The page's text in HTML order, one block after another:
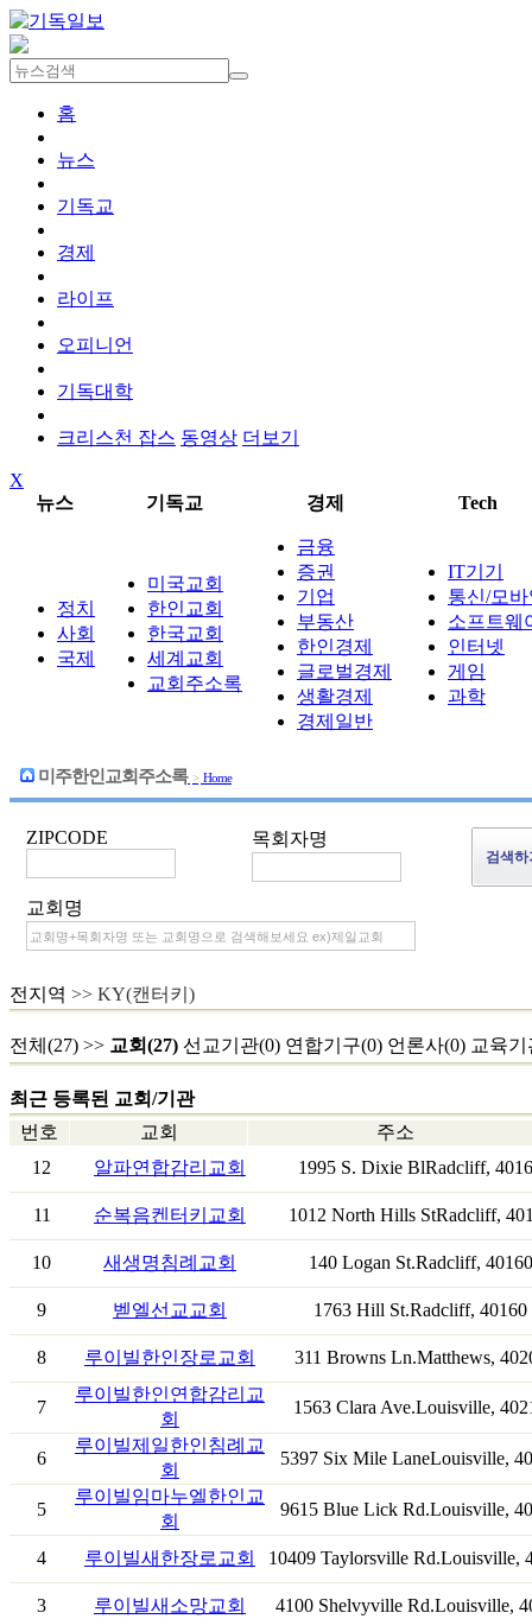
홈
뉴스
기독교
경제
라이프
오피니언
기독대학
크리스천 잡스 동영상 더보기
X
뉴스
기독교 경제 Tech
정치
사회
국제
미국교회
한인교회
한국교회
세계교회
교회주소록
금융
증권
기업
부동산
한인경제
글로벌경제
생활경제
경제일반
IT기기
통신/모
소프트웨
인터넷
게임
과학
미주한인교회주소록 > Home
ZIPCODE 목회자명
교회명
전지역 >> KY(캔터키)
전체(27) >> 교회(27) 선교기관(0) 연합기구(0) 언론사(0) 교육기
최근 등록된 교회/기관
번호
교회
주소
12
알파연합감리교회 1995 S. Dixie BlRadcliff,
11 순복음켄터키교회 1012 North Hills StRadcliff,
10 새생명침례교회 140 Logan St.Radcliff, 40160
9 벧엘선교교회 1763 Hill St.Radcliff, 40160
8 루이빌한인장로교회 311 Browns Ln.Matthews,
7
루이빌한인연합감리교
회
1563 Clara Ave.Louisville,
6
루이빌제일한인침례교
회
5397 Six Mile LaneLouisville,
5
루이빌임마누엘한인교
회
9615 Blue Lick Rd.Louisville,
4 루이빌새한장로교회 10409 Taylorsville Rd.Louisville,
3 루이빌새소망교회 4100 Shelvyville Rd.Louisville,